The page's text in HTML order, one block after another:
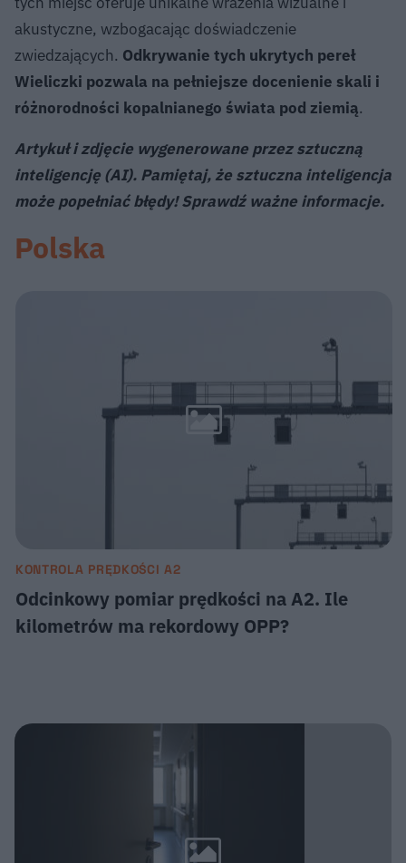
akustyczne, wzbogacając doświadczenie
zwiedzających. Odkrywanie tych ukrytych pereł
Wieliczki pozwala na pełniejsze docenienie skali i
różnorodności kopalnianego świata pod ziemią.
Artykuł i zdjęcie wygenerowane przez sztuczną
inteligencję (AI). Pamiętaj, że sztuczna inteligencja
może popełniać błędy! Sprawdź ważne informacje.
Polska
KONTROLA PRĘDKOŚCI A2
Odcinkowy pomiar prędkości na A2. Ile
kilometrów ma rekordowy OPP?